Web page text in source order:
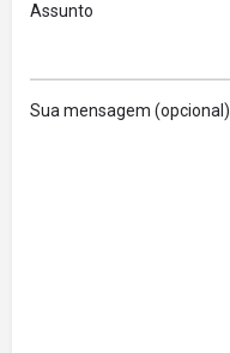
Assunto
Sua mensagem (opcional)